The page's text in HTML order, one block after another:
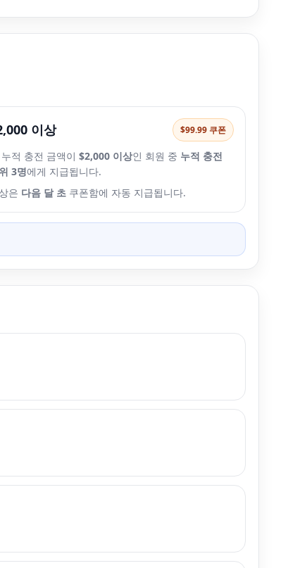
이상 $99.99 쿠폰
적 충전 금액이 $2,000 이상인 회원 중 누적 충전
3명에게 지급됩니다.
은 다음 달 초 쿠폰함에 자동 지급됩니다.